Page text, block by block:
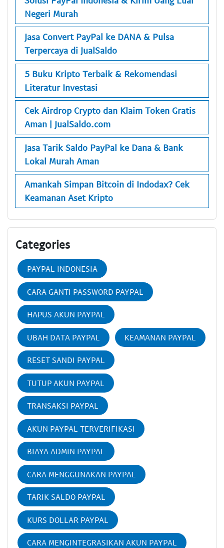
Negeri Murah
Jasa Convert PayPal ke DANA & Pulsa
Terpercaya di JualSaldo
5 Buku Kripto Terbaik & Rekomendasi
Literatur Investasi
Cek Airdrop Crypto dan Klaim Token Gratis
Aman | JualSaldo.com
Jasa Tarik Saldo PayPal ke Dana & Bank
Lokal Murah Aman
Amankah Simpan Bitcoin di Indodax? Cek
Keamanan Aset Kripto
Categories
PAYPAL INDONESIA
CARA GANTI PASSWORD PAYPAL
HAPUS AKUN PAYPAL
UBAH DATA PAYPAL KEAMANAN PAYPAL
RESET SANDI PAYPAL
TUTUP AKUN PAYPAL
TRANSAKSI PAYPAL
AKUN PAYPAL TERVERIFIKASI
BIAYA ADMIN PAYPAL
CARA MENGGUNAKAN PAYPAL
TARIK SALDO PAYPAL
KURS DOLLAR PAYPAL
CARA MENGINTEGRASIKAN AKUN PAYPAL